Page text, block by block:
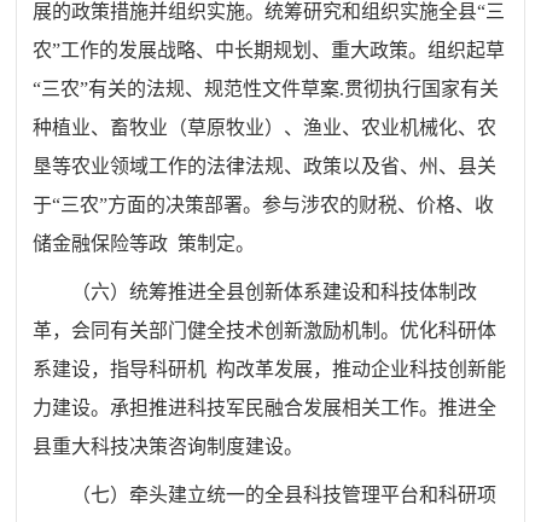
展的政策措施并组织实施。统筹研究和组织实施全县“三
农”工作的发展战略、中长期规划、重大政策。组织起草
“三农”有关的法规、规范性文件草案.贯彻执行国家有关
种植业、畜牧业 （草原牧业） 、渔业、农业机械化、农
垦等农业领域工作的法律法规、政策以及省、州、县关
于“三农”方面的决策部署。参与涉农的财税、价格、收
储金融保险等政 策制定。
（六）统筹推进全县创新体系建设和科技体制改
革，会同有关部门健全技术创新激励机制。优化科研体
系建设，指导科研机 构改革发展，推动企业科技创新能
力建设。承担推进科技军民融合发展相关工作。推进全
县重大科技决策咨询制度建设。
（七）牵头建立统一的全县科技管理平台和科研项